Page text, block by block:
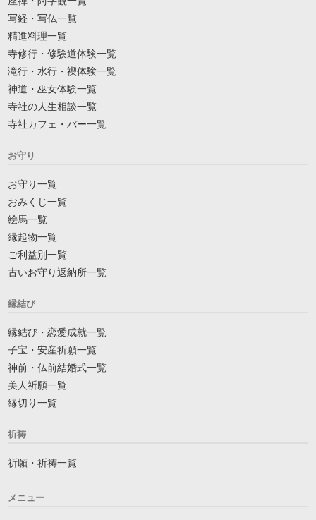
写経・写仏一覧
精進料理一覧
寺修行・修験道体験一覧
滝行・水行・禊体験一覧
神道・巫女体験一覧
寺社の人生相談一覧
寺社カフェ・バー一覧
お守り
お守り一覧
おみくじ一覧
絵馬一覧
縁起物一覧
ご利益別一覧
古いお守り返納所一覧
縁結び
縁結び・恋愛成就一覧
子宝・安産祈願一覧
神前・仏前結婚式一覧
美人祈願一覧
縁切り一覧
祈祷
祈願・祈祷一覧
メニュー